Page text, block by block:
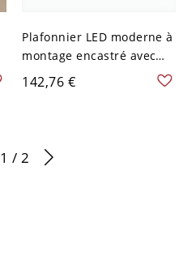
Plafonnier LED moderne à
montage encastré avec
forme circulaire et abat-
jour en gel de silice -
142,76 €
1 / 2